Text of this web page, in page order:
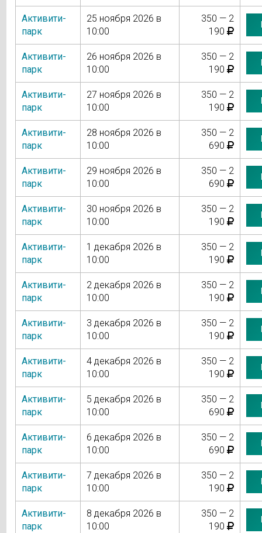
Активити-
парк
25 ноября 2026 в
10:00
350 — 2
190
Активити-
парк
26 ноября 2026 в
10:00
350 — 2
190
Активити-
парк
27 ноября 2026 в
10:00
350 — 2
190
Активити-
парк
28 ноября 2026 в
10:00
350 — 2
690
Активити-
парк
29 ноября 2026 в
10:00
350 — 2
690
Активити-
парк
30 ноября 2026 в
10:00
350 — 2
190
Активити-
парк
1 декабря 2026 в
10:00
350 — 2
190
Активити-
парк
2 декабря 2026 в
10:00
350 — 2
190
Активити-
парк
3 декабря 2026 в
10:00
350 — 2
190
Активити-
парк
4 декабря 2026 в
10:00
350 — 2
190
Активити-
парк
5 декабря 2026 в
10:00
350 — 2
690
Активити-
парк
6 декабря 2026 в
10:00
350 — 2
690
Активити-
парк
7 декабря 2026 в
10:00
350 — 2
190
Активити-
парк
8 декабря 2026 в
10:00
350 — 2
190